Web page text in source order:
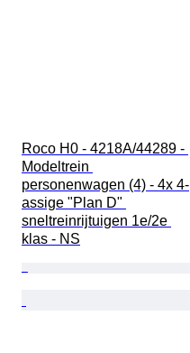
Roco H0 - 4218A/44289 -
Modeltrein
personenwagen (4) - 4x 4-
assige "Plan D"
sneltreinrijtuigen 1e/2e
klas - NS